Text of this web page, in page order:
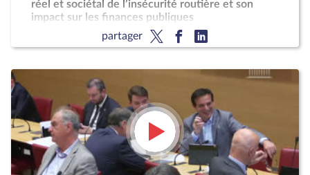
réel et sociétal de l’insécurité routière et son
impact sur les finances publiques
partager